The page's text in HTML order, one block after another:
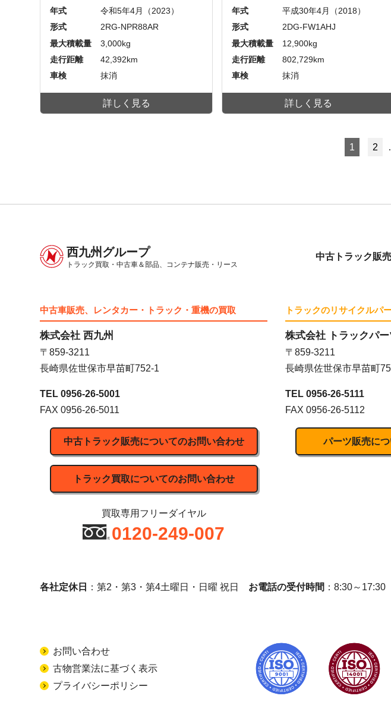
年式
令和5年4月（2023）
形式
2RG-NPR88AR
最大積載量
3,000kg
走行距離
42,392km
車検
抹消
詳しく見る
年式
平成30年4月（2018）
形式
2DG-FW1AHJ
最大積載量
12,900kg
走行距離
802,729km
車検
抹消
詳しく見る
1 2
西九州グループ
トラック買取・中古車＆部品、 コンテナ販売・リース
中古トラック販売
中古車販売、レンタカー・トラック・重機の買取
株式会社 西九州
〒859-3211
長崎県佐世保市早苗町752-1
TEL 0956-26-5001
FAX 0956-26-5011
中古トラック販売についてのお問い合わせ
トラック買取についてのお問い合わせ
買取専用フリーダイヤル
0120-249-007
トラックのリサイクルパ
株式会社 トラックパ
〒859-3211
長崎県佐世保市早苗町
TEL 0956-26-5111
FAX 0956-26-5112
パーツ販売に
各社定休日 ：第2・第3・第4土曜日・日曜 祝日 お電話の受付時間 ：8:30～17:30
お問い合わせ
古物営業法に基づく表示
プライバシーポリシー